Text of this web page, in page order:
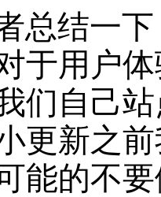
总结一
于用户
们自己
更新之
能的不